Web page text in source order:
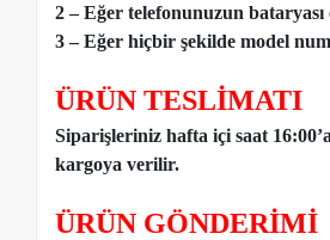
2 – Eğer telefonunuzun
3 – Eğer hiçbir şekilde model
ÜRÜN TESLİMATI
Siparişleriniz hafta içi saat
kargoya verilir.
ÜRÜN GÖNDERİMİ